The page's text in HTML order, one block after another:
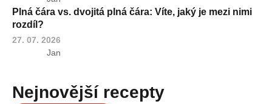
Plná čára vs. dvojitá plná čára: Víte, jaký je mezi nimi
rozdíl?
27. 07. 2026
Jan
Nejnovější recepty